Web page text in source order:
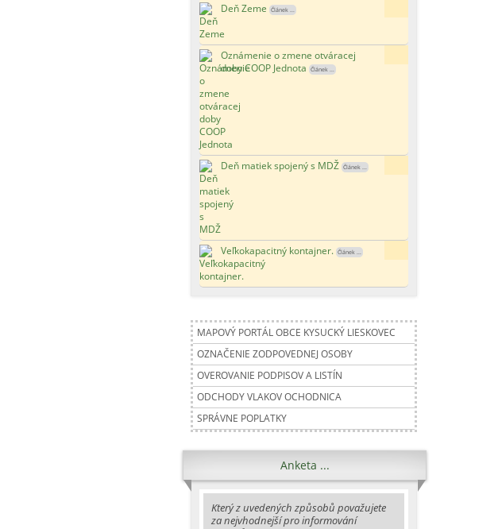
Deň Zeme Článek ...
Oznámenie o zmene otváracej
doby COOP Jednota
Článek ...
Deň matiek spojený s MDŽ Článek ...
Veľkokapacitný kontajner. Článek ...
MAPOVÝ PORTÁL OBCE KYSUCKÝ LIESKOVEC
OZNAČENIE ZODPOVEDNEJ OSOBY
OVEROVANIE PODPISOV A LISTÍN
ODCHODY VLAKOV OCHODNICA
SPRÁVNE POPLATKY
Anketa ...
Který z uvedených způsobů považujete
za nejvhodnejší pro informování